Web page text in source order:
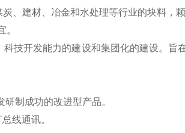
、建材、冶金和水处理等行业的块料，
技开发能力的建设和集团化的建设。旨
制成功的改进型产品。
线通讯。